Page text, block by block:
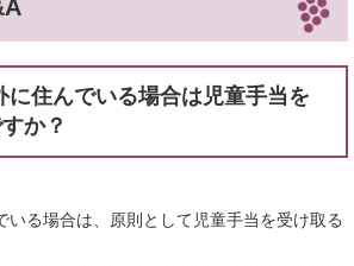
住んでいる場合は児童手当を
か？
いる場合は、原則として児童手当を受け取る